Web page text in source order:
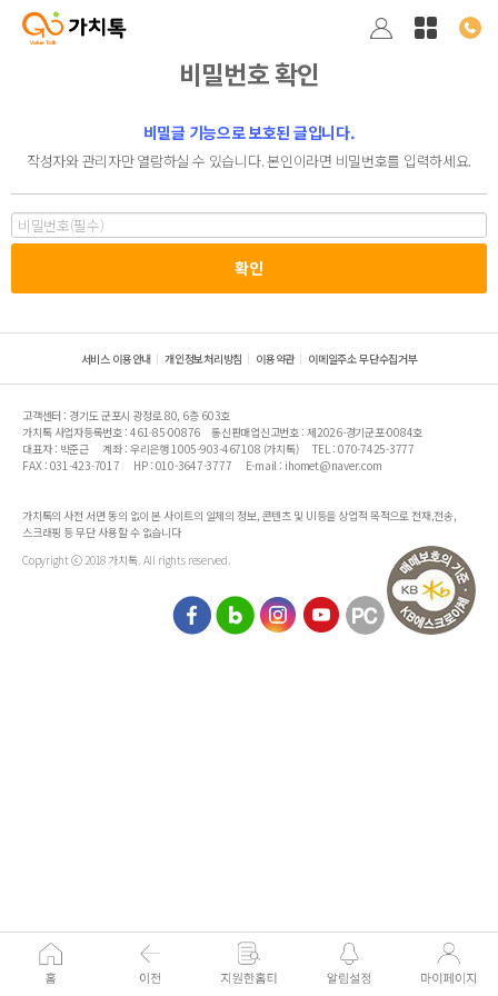
비밀번호 확인
비밀글 기능으로 보호된 글입니다.
작성자와 관리자만 열람하실 수 있습니다. 본인이라면 비밀번호를 입력하세요.
서비스 이용안내 개인정보처리방침 이용약관 이메일주소 무단수집거부
고객센터 : 경기도 군포시 광정로 80, 6층 603호
가치톡 사업자등록번호 : 461-85-00876
통신판매업신고번호 : 제2026-경기군포-0084호
대표자 : 박준근
계좌 : 우리은행 1005-903-467108 (가치톡)
TEL : 070-7425-3777
FAX : 031-423-7017
HP : 010-3647-3777 E-mail : ihomet@naver.com
가치톡의 사전 서면 동의 없이 본 사이트의 일체의 정보, 콘텐츠 및 UI등을 상업적 목적으로 전재,전송,
스크래핑 등 무단 사용할 수 없습니다
Copyright ⓒ 2018 가치톡. All rights reserved.